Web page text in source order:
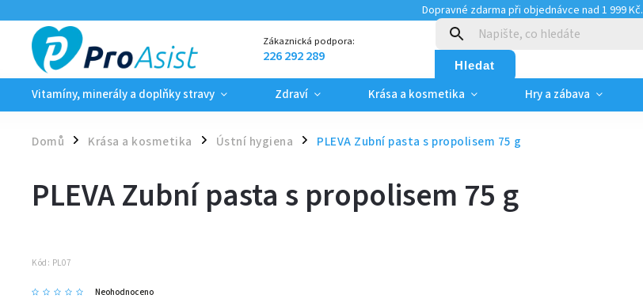
Dopravné zdarma při objednávce nad 1 999 Kč.
Zákaznická podpora:
226 292 289 Hledat
Vitamíny, minerály a doplňky stravy Zdraví Krása a kosmetika Hry a zábava
Domů / Krása a kosmetika / Ústní hygiena / PLEVA Zubní pasta s propolisem 75 g
PLEVA Zubní pasta s propolisem 75 g
Kód: PL07
Neohodnoceno